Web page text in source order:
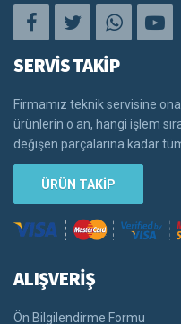
SERVİS TAKİP
Firmamız teknik servisine
ürünlerin o an, hangi işlem
değişen parçalarına kadar
ÜRÜN TAKİP
ALIŞVERİŞ
Ön Bilgilendirme Formu